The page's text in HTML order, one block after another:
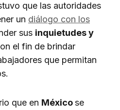
que las autoridades
un diálogo con los
sus inquietudes y
el fin de brindar
que permitan
que en Méxicose